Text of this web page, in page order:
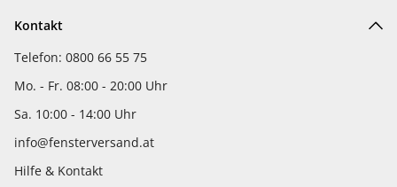
Kontakt
Telefon: 0800 66 55 75
Mo. - Fr. 08:00 - 20:00 Uhr
Sa. 10:00 - 14:00 Uhr
info@fensterversand.at
Hilfe & Kontakt